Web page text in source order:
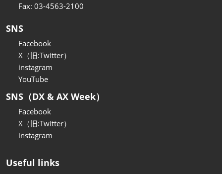
Fax: 03-4563-2100
SNS
Facebook
X（旧:Twitter）
instagram
YouTube
SNS（DX & AX Week）
Facebook
X（旧:Twitter）
instagram
Useful links